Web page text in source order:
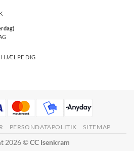
HJÆLPE DIG
PERSONDATAPOLITIK SITEMAP
2026 ©CC Isenkram